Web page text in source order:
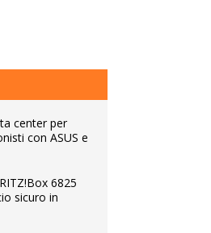
center per
con ASUS e
6825
sicuro in